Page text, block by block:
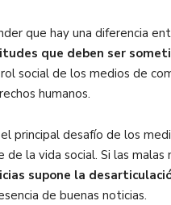
que hay una diferencia
que deben ser
social de los medios de
humanos.
principal desafío de los
la vida social. Si las
supone la
de buenas noticias.